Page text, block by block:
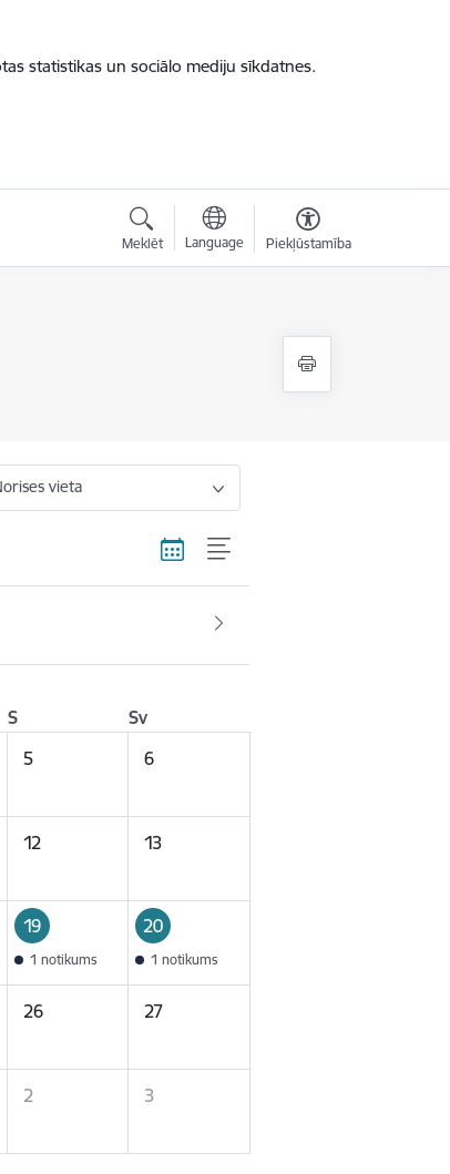
statistikas un sociālo mediju sīkdatnes.
Meklēt Language Piekļūstamība
vieta
S
Sv
5 6
12 13
19
1 notikums
20
1 notikums
26 27
2 3